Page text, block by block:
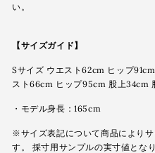
い。
【サイズガイド】
Sサイズ ウエスト62cm ヒップ
スト66cm ヒップ95cm 股上34cm
・モデル身長：165cm
※サイズ表記について商品により
す。 採寸用サンプルの実寸値とな